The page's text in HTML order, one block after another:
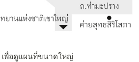
เพื่อดูแผนที่ขนาดใหญ่